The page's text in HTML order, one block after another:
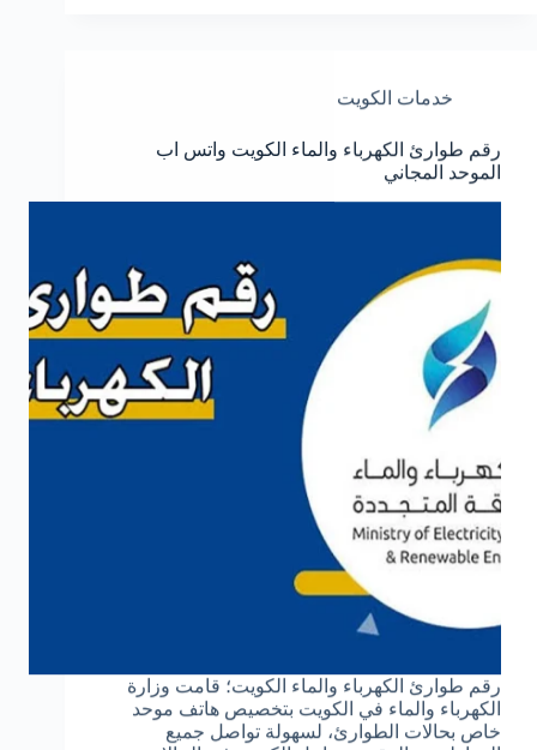
خدمات الكويت
رقم طوارئ الكهرباء والماء الكويت واتس اب
الموحد المجاني
رقم طوارئ الكهرباء والماء الكويت؛ قامت وزارة
الكهرباء والماء في الكويت بتخصيص هاتف موحد
خاص بحالات الطوارئ، لسهولة تواصل جميع